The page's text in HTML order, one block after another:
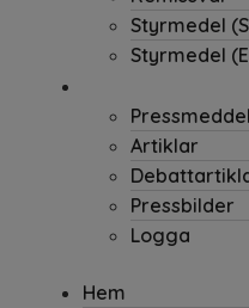
Styrmedel
Styrmedel
Artiklar
Pressbilder
Logga
Hem